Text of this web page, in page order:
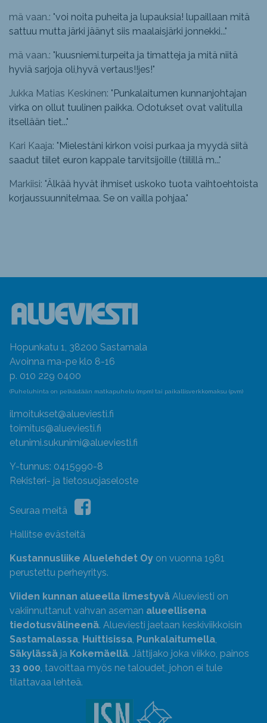
mä vaan.: "voi noita puheita ja lupauksia! lupaillaan mitä
sattuu mutta järki jäänyt siis maalaisjärki jonnekki..."
mä vaan.: "kuusniemi.turpeita ja timatteja ja mitä niitä
hyviä sarjoja oli,hyvä vertaus!!jes!"
Jukka Matias Keskinen: "Punkalaitumen kunnanjohtajan
virka on ollut tuulinen paikka. Odotukset ovat valitulla
itsellään tiet..."
Kari Kaaja: "Mielestäni kirkon voisi purkaa ja myydä siitä
saadut tiilet euron kappale tarvitsijoille (tiilillä m..."
Markiisi: "Älkää hyvät ihmiset uskoko tuota vaihtoehtoista
korjaussuunnitelmaa. Se on vailla pohjaa."
Hopunkatu 1, 38200 Sastamala
Avoinna ma-pe klo 8-16
p. 010 229 0400
(Puheluhinta on pelkästään matkapuhelu (mpm) tai paikallisverkkomaksu (pvm)
ilmoitukset@alueviesti.fi
toimitus@alueviesti.fi
etunimi.sukunimi@alueviesti.fi
Y-tunnus: 0415990-8
Rekisteri- ja tietosuojaseloste
Seuraa meitä
Hallitse evästeitä
Kustannusliike Aluelehdet Oy on vuonna 1981
perustettu perheyritys.
Viiden kunnan alueella ilmestyvä Alueviesti on
vakiinnuttanut vahvan aseman alueellisena
tiedotusvälineenä. Alueviesti jaetaan keskiviikkoisin
Sastamalassa, Huittisissa, Punkalaitumella,
Säkylässä ja Kokemäellä. Jättijako joka viikko, painos
33 000, tavoittaa myös ne taloudet, johon ei tule
tilattavaa lehteä.